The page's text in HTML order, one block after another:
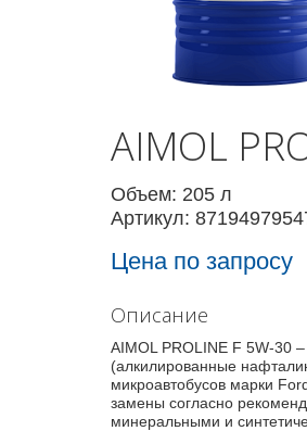
AIMOL
Объем: 205 л
Артикул:
Цена по запросу
Описание
AIMOL PROLINE F 5W-30
(алкилированные
микроавтобусов марки
замены согласно
минеральными и